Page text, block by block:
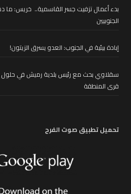
بدء أعمال تزفيت جسر القاسمية.. خريس: ما
الجنوبيين
إبادة بيئية في الجنوب: العدو يسرق الزيتون!
سقلاوي بحث مع رئيس بلدية رميش في حلول
قرى المنطقة
تحميل تطبيق صوت الفرح